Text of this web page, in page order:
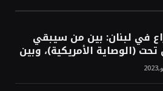
في لبنان: بين من سيبقي
تحت (الوصاية الأمريكية)، وبين
لبنان من النفق الغربي!
محسن